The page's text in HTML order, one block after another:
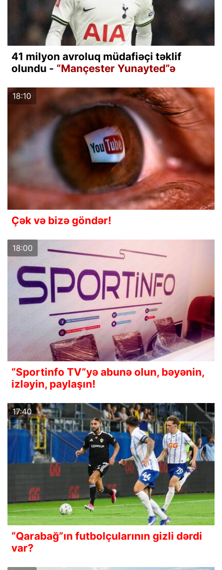
41 milyon avroluq müdafiəçi təklif
olundu - “Mançester Yunayted”ə
18:10
Çək və bizə göndər!
18:00
“Sportinfo TV”yə abunə olun, bəyənin,
izləyin, paylaşın!
17:40
“Qarabağ”ın futbolçularının gizli dərdi
var?